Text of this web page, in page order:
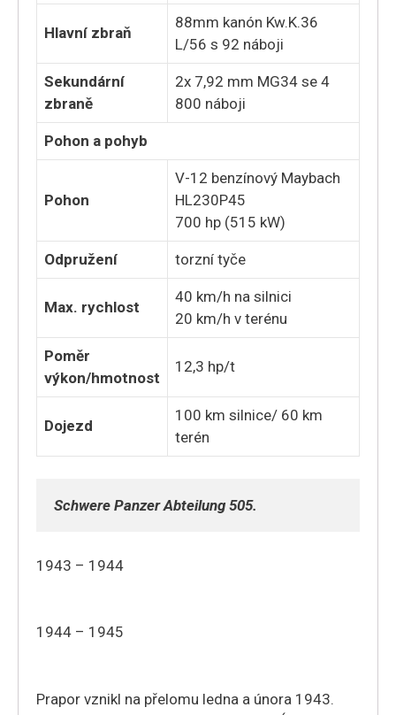
Hlavní zbraň
88mm kanón Kw.K.36
L/56 s 92 náboji
Sekundární
zbraně
2x 7,92 mm MG34 se 4
800 náboji
Pohon a pohyb
Pohon
V-12 benzínový Maybach
HL230P45
700 hp (515 kW)
Odpružení torzní tyče
Max. rychlost
40 km/h na silnici
20 km/h v terénu
Poměr
výkon/hmotnost
12,3 hp/t
Dojezd
100 km silnice/ 60 km
terén
Schwere Panzer Abteilung 505.
1943 – 1944
1944 – 1945
Prapor vznikl na přelomu ledna a února 1943.